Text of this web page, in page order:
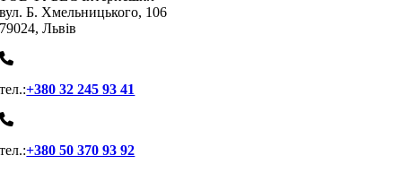
вул. Б. Хмельницького, 106
79024, Львiв
тел.:+380 32 245 93 41
тел.:+380 50 370 93 92